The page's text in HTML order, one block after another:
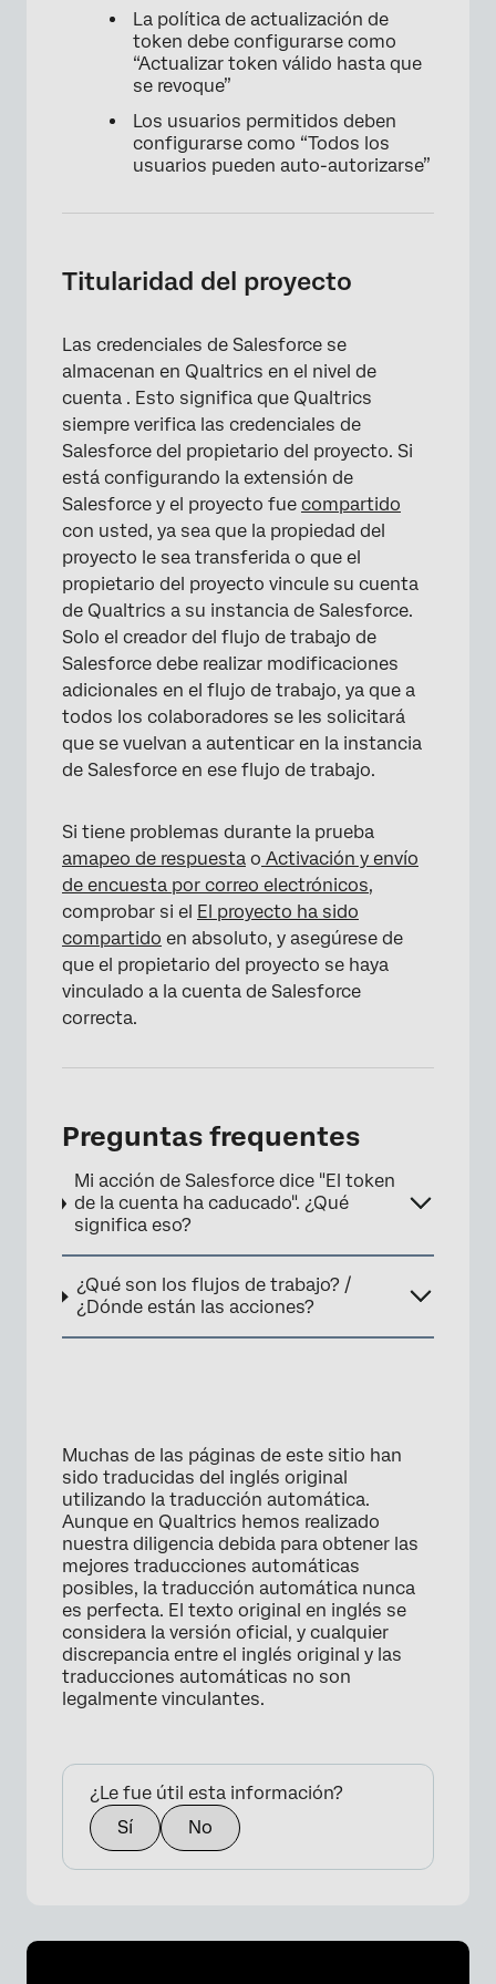
La política de actualización de
token debe configurarse como
“Actualizar token válido hasta que
se revoque”
Los usuarios permitidos deben
configurarse como “Todos los
usuarios pueden auto-autorizarse”
Titularidad del proyecto
Las credenciales de Salesforce se
almacenan en Qualtrics en el nivel de
cuenta . Esto significa que Qualtrics
siempre verifica las credenciales de
Salesforce del propietario del proyecto. Si
está configurando la extensión de
Salesforce y el proyecto fue compartido
con usted, ya sea que la propiedad del
proyecto le sea transferida o que el
propietario del proyecto vincule su cuenta
de Qualtrics a su instancia de Salesforce.
Solo el creador del flujo de trabajo de
Salesforce debe realizar modificaciones
adicionales en el flujo de trabajo, ya que a
todos los colaboradores se les solicitará
que se vuelvan a autenticar en la instancia
de Salesforce en ese flujo de trabajo.
Si tiene problemas durante la prueba
amapeo de respuesta o Activación y envío
de encuesta por correo electrónicos,
comprobar si el El proyecto ha sido
compartido en absoluto, y asegúrese de
que el propietario del proyecto se haya
vinculado a la cuenta de Salesforce
correcta.
Preguntas frequentes
Mi acción de Salesforce dice "El token
de la cuenta ha caducado". ¿Qué
significa eso?
¿Qué son los flujos de trabajo? /
¿Dónde están las acciones?
Muchas de las páginas de este sitio han
sido traducidas del inglés original
utilizando la traducción automática.
Aunque en Qualtrics hemos realizado
nuestra diligencia debida para obtener las
mejores traducciones automáticas
posibles, la traducción automática nunca
es perfecta. El texto original en inglés se
considera la versión oficial, y cualquier
discrepancia entre el inglés original y las
traducciones automáticas no son
legalmente vinculantes.
¿Le fue útil esta información?
Sí
No